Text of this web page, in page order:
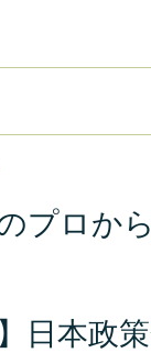
プロか
日本政